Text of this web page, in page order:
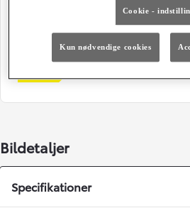
Farve
EWP -
Energiklasse
Grøn
3.960 kr.
Bildetaljer
Specifikationer
Cookie -
Kun nødvendige cookies